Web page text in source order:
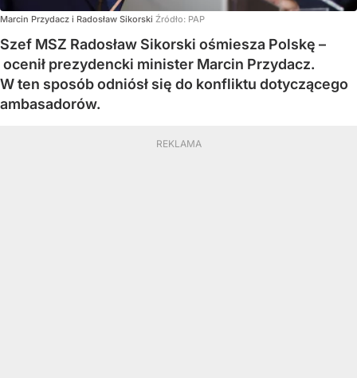
Marcin Przydacz i Radosław Sikorski Źródło: PAP
Szef MSZ Radosław Sikorski ośmiesza Polskę –
ocenił prezydencki minister Marcin Przydacz.
W ten sposób odniósł się do konfliktu dotyczącego
ambasadorów.